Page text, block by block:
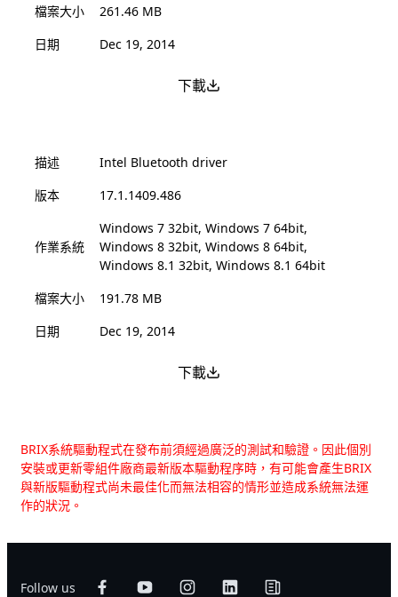
檔案大小
261.46 MB
日期
Dec 19, 2014
下載
描述
Intel Bluetooth driver
版本
17.1.1409.486
作業系統
Windows 7 32bit, Windows 7 64bit,
Windows 8 32bit, Windows 8 64bit,
Windows 8.1 32bit, Windows 8.1 64bit
檔案大小
191.78 MB
日期
Dec 19, 2014
下載
BRIX系統驅動程式在發布前須經過廣泛的測試和驗證。因此個別
安裝或更新零組件廠商最新版本驅動程序時，有可能會產生BRIX
與新版驅動程式尚未最佳化而無法相容的情形並造成系統無法運
作的狀況。
Follow us